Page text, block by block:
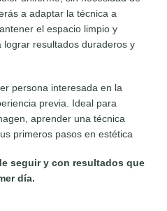
a adaptar la técnica a
el espacio limpio y
resultados duraderos y
persona interesada en la
previa. Ideal para
aprender una técnica
primeros pasos en estética
seguir y con resultados que
día.